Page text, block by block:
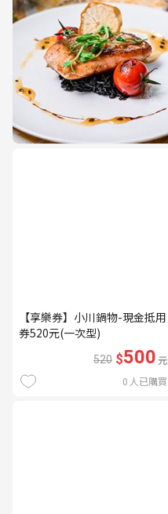
【享樂券】小川鍋物-現金抵用
券520元(一次型)
520 $500元
0 人已購買